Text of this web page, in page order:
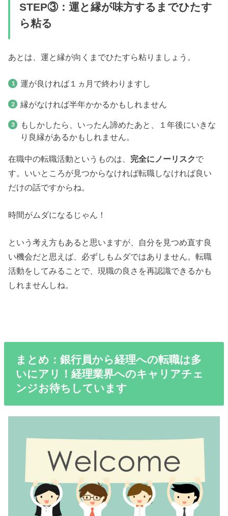
STEP③：運と縁が味方するまでひたす
ら粘る
あとは、運と縁が向くまでひたすら粘りましょう。
運が良ければ１ヵ月で終わりますし
縁がなければ半年かかるかもしれません
もしかしたら、いったん諦めたあと、１年後にいきな
り良縁があるかもしれません。
在職中の転職活動というものは、 完全にノーリスクで
す。いいところが見つからなければ転職しなければ良い
だけの話ですからね。
時間がムダになるじゃん！
という考え方もあると思いますが、自分を見つめ直す良
い機会だと思えば、必ずしもムダではありません。転職
活動をしてみることで、現職の良さを再認識できるかも
しれませんしね。
まとめ：銀行員から経理への転職は多
いにアリ！経理業界へのキャリアチェ
ンジお待ちしています